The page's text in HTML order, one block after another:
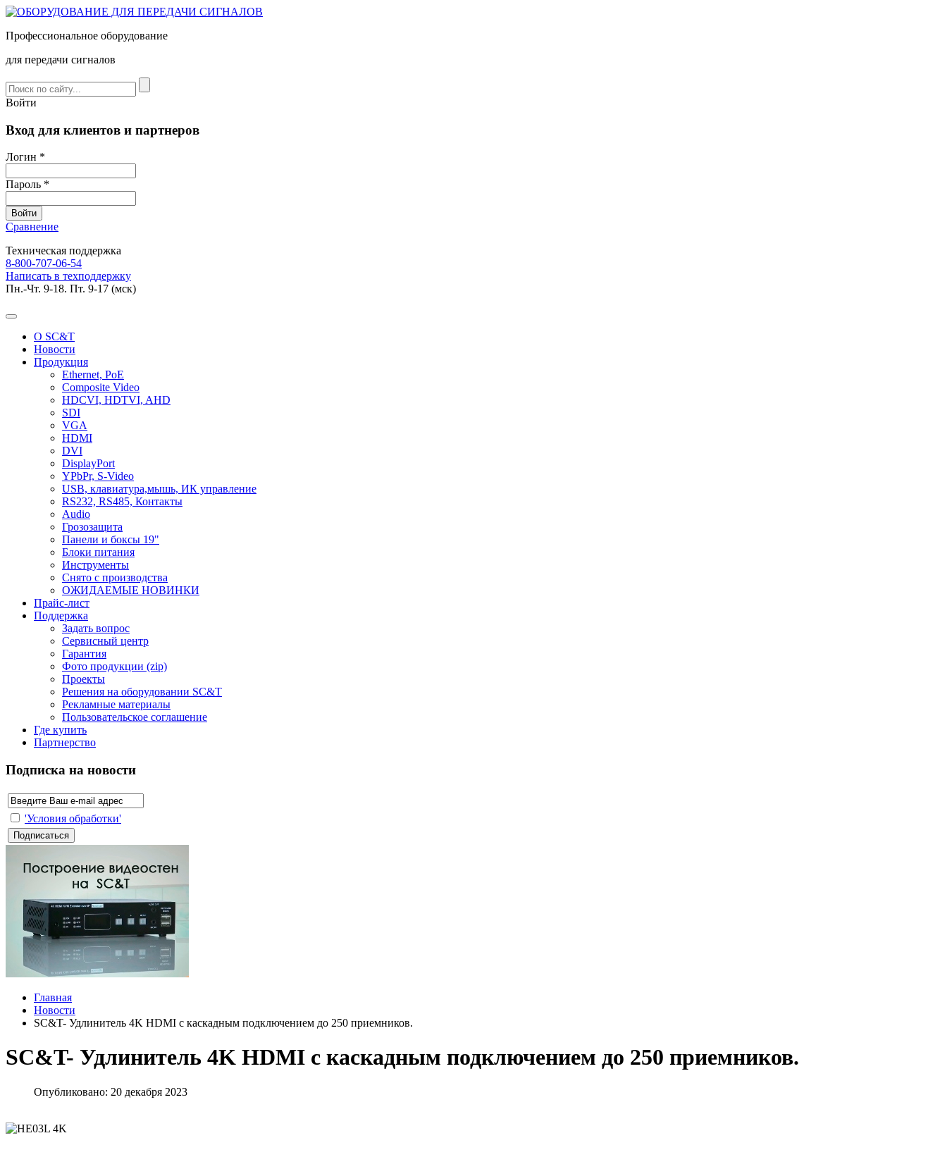
Профессиональное оборудование
для передачи сигналов
Войти
Вход для клиентов и партнеров
Логин *
Пароль *
Сравнение
Техническая поддержка
8-800-707-06-54
Написать в техподдержку
Пн.-Чт. 9-18. Пт. 9-17 (мск)
О SC&T
Новости
Продукция
Ethernet, PoE
Composite Video
HDCVI, HDTVI, AHD
SDI
VGA
HDMI
DVI
DisplayPort
YPbPr, S-Video
USB, клавиатура,мышь, ИК управление
RS232, RS485, Контакты
Audio
Грозозащита
Панели и боксы 19"
Блоки питания
Инструменты
Снято с производства
ОЖИДАЕМЫЕ НОВИНКИ
Прайс-лист
Поддержка
Задать вопрос
Сервисный центр
Гарантия
Фото продукции (zip)
Проекты
Решения на оборудовании SC&T
Рекламные материалы
Пользовательское соглашение
Где купить
Партнерство
Подписка на новости
'Условия обработки'
Главная
Новости
SC&T- Удлинитель 4K HDMI с каскадным подключением до 250 приемников.
SC&T- Удлинитель 4K HDMI с каскадным подключением до 250 приемников.
Опубликовано: 20 декабря 2023